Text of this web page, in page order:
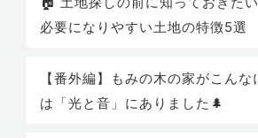
必要になりやすい土地の特徴5選
【番外編】もみの木の家がこん
は「光と音」にありました🌲